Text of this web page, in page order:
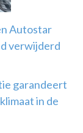
Autostar
verwijderd
garandeert
in de